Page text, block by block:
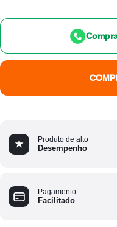
★ Produto de alto
Desempenho
Pagamento
Facilitado